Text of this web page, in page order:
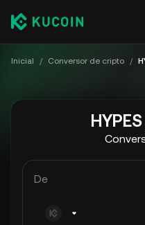
Inicial / Conversor de cripto /
De